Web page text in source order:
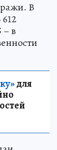
В
– в
для